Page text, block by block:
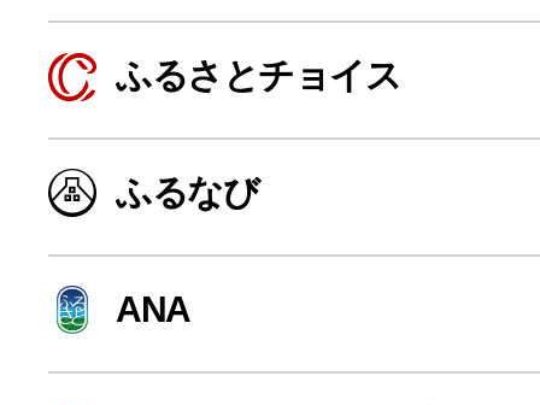
よく見られている返礼品
ふるさと納税徹底比較
ふるさとチョイス
ふるなび
ANA